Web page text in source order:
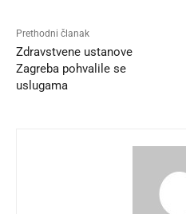
Prethodni članak
Zdravstvene ustanove
Zagreba pohvalile se
uslugama